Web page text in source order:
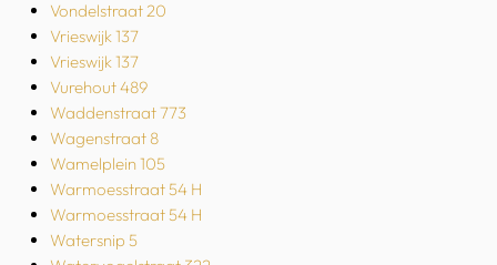
Vondelstraat 20
Vrieswijk 137
Vrieswijk 137
Vurehout 489
Waddenstraat 773
Wagenstraat 8
Wamelplein 105
Warmoesstraat 54 H
Warmoesstraat 54 H
Watersnip 5